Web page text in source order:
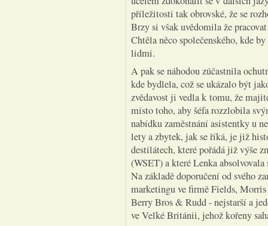
příležitosti tak obrovské, že se
Brzy si však uvědomila že
Chtěla něco společenského, kde
lidmi.
A pak se náhodou zúčastnila
kde bydlela, což se ukázalo být
zvědavost ji vedla k tomu, že
místo toho, aby šéfa rozzlobila
nabídku zaměstnání asistentky u
lety a zbytek, jak se říká, je již
destilátech, které pořádá již výše
(WSET) a které Lenka
Na základě doporučení od svého
marketingu ve firmě Fields,
Berry Bros & Rudd - nejstarší a
ve Velké Británii, jehož kořeny